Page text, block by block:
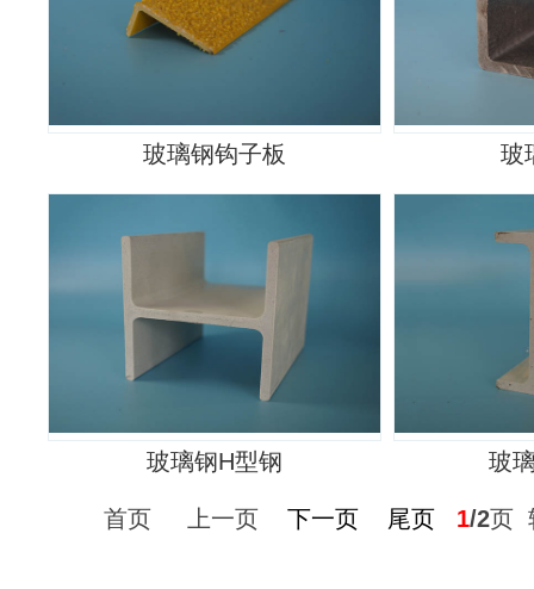
玻璃钢钩子板 玻
玻璃钢H型钢 玻
首页 上一页 下一页 尾页 1/2页